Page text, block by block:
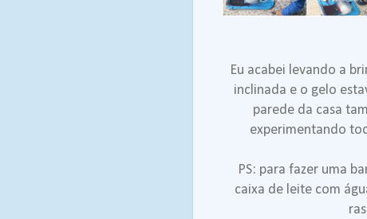
Eu acabei levando a
inclinada e o gelo
parede da casa
experimentando
PS: para fazer uma
caixa de leite com